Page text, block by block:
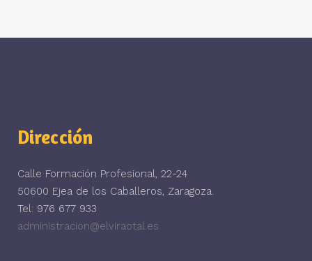
Dirección
Calle Formación Profesional, 22-24
50600 Ejea de los Caballeros, Zaragoza.
Tel: 976 677 933
administracion@elviraotal.es